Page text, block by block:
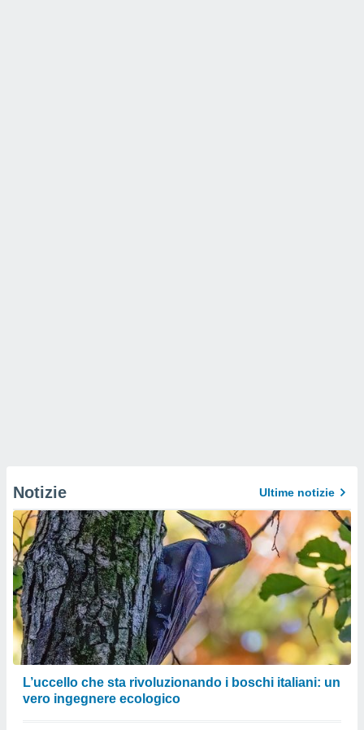
Notizie Ultime notizie
L’uccello che sta rivoluzionando i boschi italiani: un
vero ingegnere ecologico